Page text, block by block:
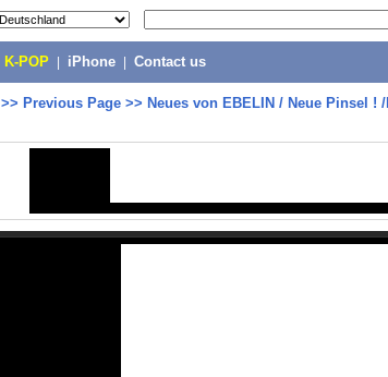
K-POP iPhone Contact us
>> Previous Page >> Neues von EBELIN / Neue Pinsel !